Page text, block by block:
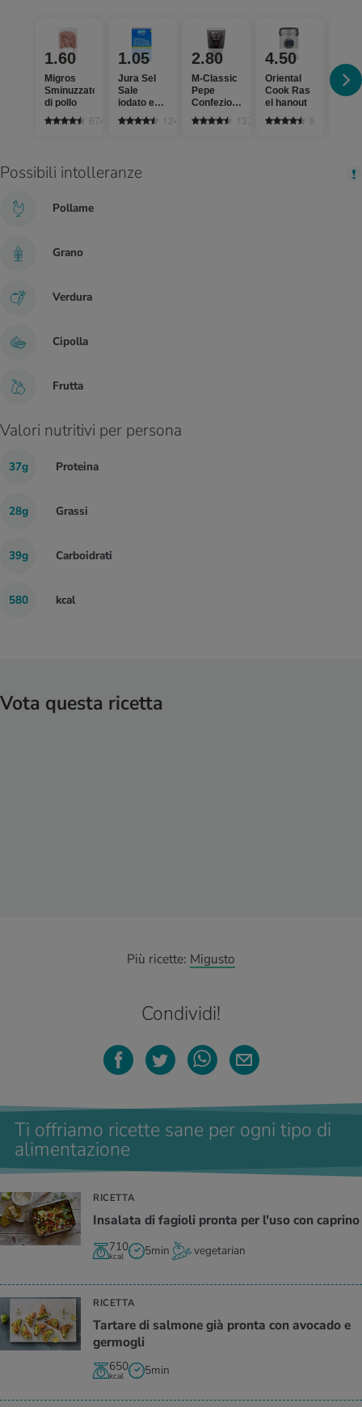
1.60
Migros
Sminuzzato
di pollo
674
1.05
Jura Sel
Sale
iodato e
fluorato
1242
2.80
M-Classic
Pepe
Confezione
di ricarica
137
4.50
Oriental
Cook Ras
el hanout
8
Possibili intolleranze
Pollame
Grano
Verdura
Cipolla
Frutta
Valori nutritivi per persona
37g Proteina
28g Grassi
39g Carboidrati
580 kcal
Vota questa ricetta
Più ricette: Migusto
Condividi!
Ti offriamo ricette sane per ogni tipo di
alimentazione
RICETTA
Insalata di fagioli pronta per l'uso con caprino
710
kcal 5min vegetarian
RICETTA
Tartare di salmone già pronta con avocado e
germogli
650
kcal 5min